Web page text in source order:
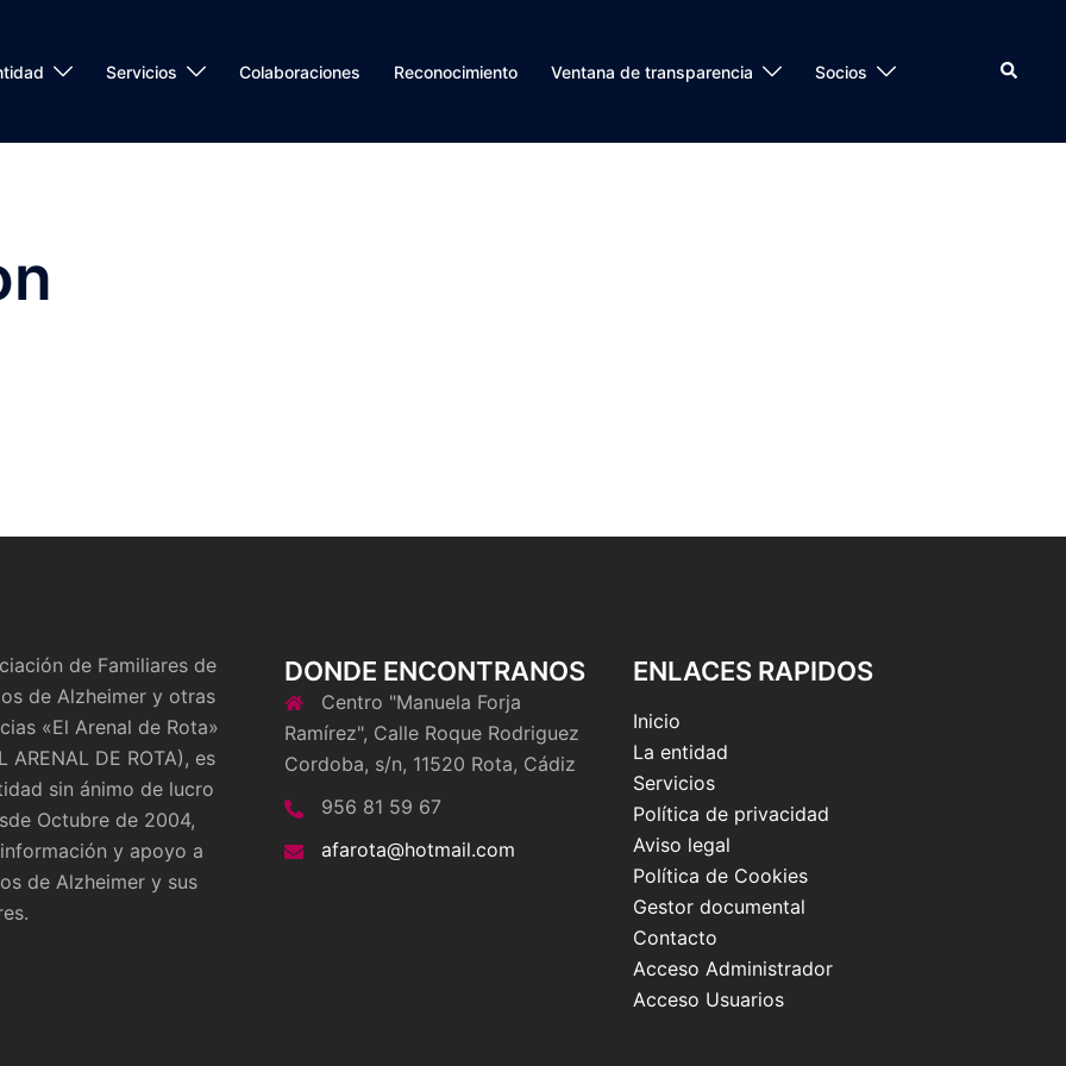
Servicios Colaboraciones Reconocimiento Ventana de transparencia Socios Buscar
de Familiares de
de Alzheimer y otras
«El Arenal de Rota»
ARENAL DE ROTA), es
sin ánimo de lucro
Octubre de 2004,
y apoyo a
de Alzheimer y sus
DONDE ENCONTRANOS
Centro "Manuela Forja
Ramírez", Calle Roque Rodriguez
Cordoba, s/n, 11520 Rota, Cádiz
956 81 59 67
afarota@hotmail.com
ENLACES RAPIDOS
Inicio
La entidad
Servicios
Política de privacidad
Aviso legal
Política de Cookies
Gestor documental
Contacto
Acceso Administrador
Acceso Usuarios